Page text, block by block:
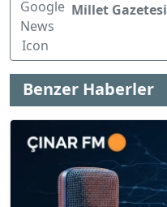
Millet Gazetesi
Benzer Haberler